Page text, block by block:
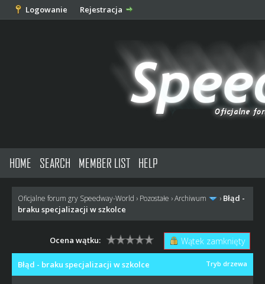
Logowanie Rejestracja
HOME SEARCH MEMBER LIST HELP
Oficjalne forum gry Speedway-World › Pozostałe ›Archiwum › Błąd -
braku specjalizacji w szkolce
Wątek zamknięty
Ocena wątku:
Tryb drzewa
Błąd - braku specjalizacji w szkolce